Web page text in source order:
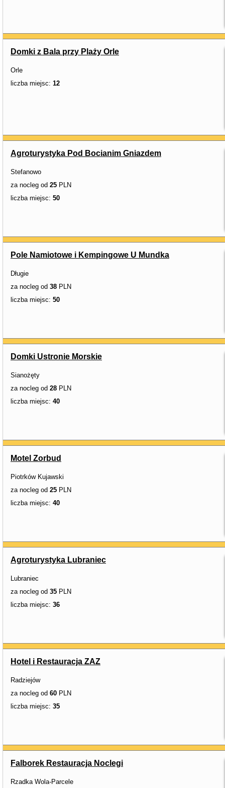
Domki z Bala przy Plaży Orle
Orle
liczba miejsc: 12
Agroturystyka Pod Bocianim Gniazdem
Stefanowo
za nocleg od 25 PLN
liczba miejsc: 50
Pole Namiotowe i Kempingowe U Mundka
Długie
za nocleg od 38 PLN
liczba miejsc: 50
Domki Ustronie Morskie
Sianożęty
za nocleg od 28 PLN
liczba miejsc: 40
Motel Zorbud
Piotrków Kujawski
za nocleg od 25 PLN
liczba miejsc: 40
Agroturystyka Lubraniec
Lubraniec
za nocleg od 35 PLN
liczba miejsc: 36
Hotel i Restauracja ZAZ
Radziejów
za nocleg od 60 PLN
liczba miejsc: 35
Falborek Restauracja Noclegi
Rzadka Wola-Parcele